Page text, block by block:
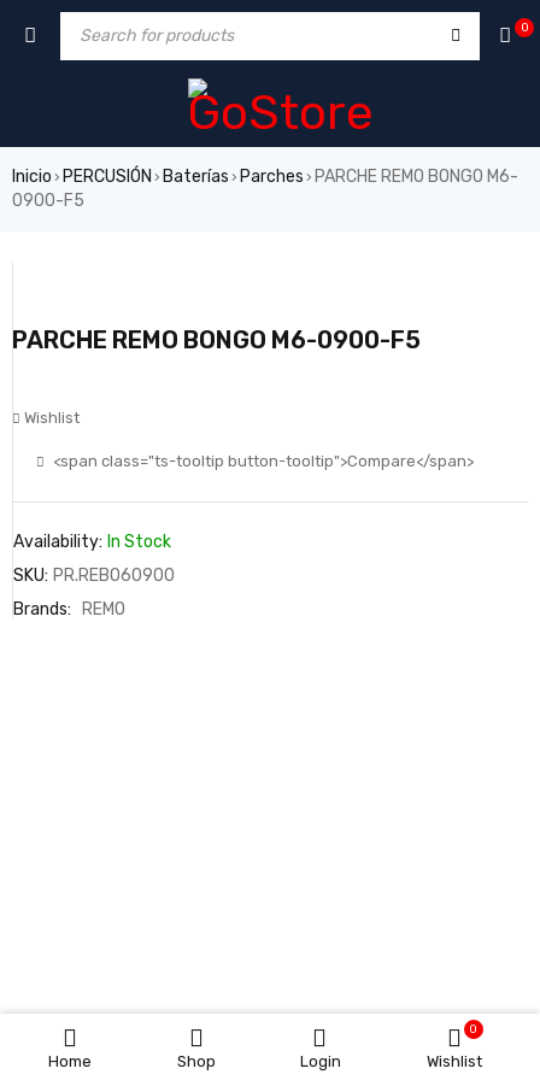
Home Shop Login Wishlist
0
0
Inicio › PERCUSIÓN › Baterías › Parches › PARCHE REMO BONGO M6-
0900-F5
PARCHE REMO BONGO M6-0900-F5
Wishlist
<span class="ts-tooltip button-tooltip">Compare</span>
Availability: In Stock
SKU: PR.REBO60900
Brands:
REMO